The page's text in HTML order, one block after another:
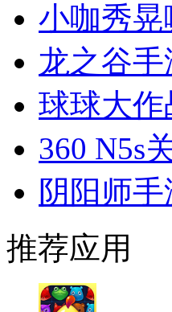
小咖秀
龙之谷
球球大
360 N5s
阴阳师
推荐应用